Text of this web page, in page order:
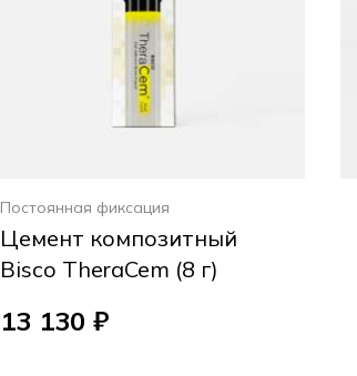
Постоянная фиксация
Цемент композитный
Bisco TheraCem (8 г)
13 130 ₽